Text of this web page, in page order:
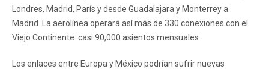
Londres, Madrid, París y desde Guadalajara y Monterrey a
Madrid. La aerolínea operará así más de 330 conexiones con el
Viejo Continente: casi 90,000 asientos mensuales.
Los enlaces entre Europa y México podrían sufrir nuevas